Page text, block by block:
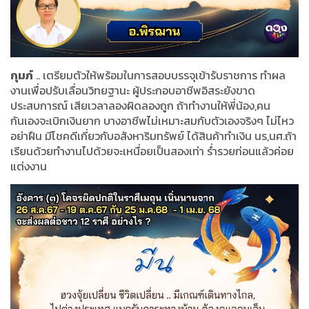
กุมภ์ .. เตรียมตัวให้พร้อมในการสอบบรรจุเข้ารับราชการ ทำผล
งานเพื่อปรับเลื่อนวิทยฐานะ ผู้ประกอบอาชีพอิสระยังขาด
ประสบการณ์ เสียเวลาลองผิดลองถูก ถ้าทำงานให้พี่น้อง,คน
กันเองจะเบิกเงินยาก บางอาชีพไม่เหมาะสมกับตัวเองจริงๆ ไม่ไหว
อย่าฝืน มีโชคดีเกี่ยวกับอสังหาริมทรัพย์ ได้สินค้าทำเงิน นร,นศ.ถ้า
เรียนด้วยทำงานไปด้วยจะเหนื่อยเป็นสองเท่า ร่ำรวยก่อนแล้วค่อย
แต่งงาน